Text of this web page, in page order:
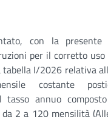
con la
per il corretto uso
tabella I/2026 relativa
costante
tasso annuo composto
2 a 120 mensilità